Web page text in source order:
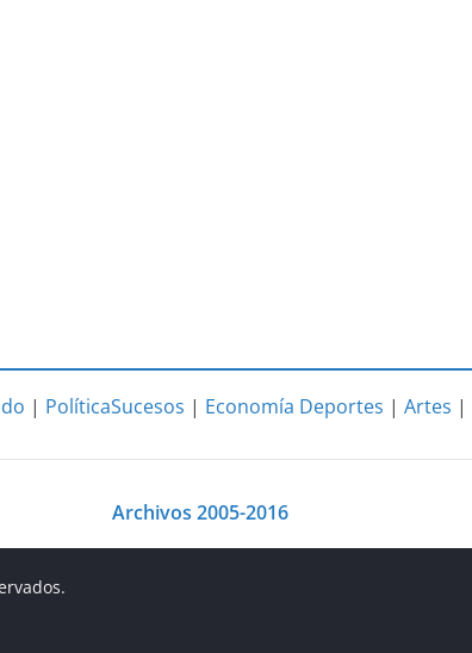
| PolíticaSucesos | Economía Deportes | Artes |
Archivos 2005-2016